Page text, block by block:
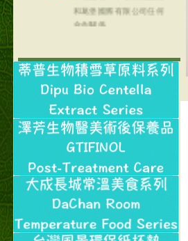
合作關係
本站支援支付宝
NT$320(RMB￥71.00)